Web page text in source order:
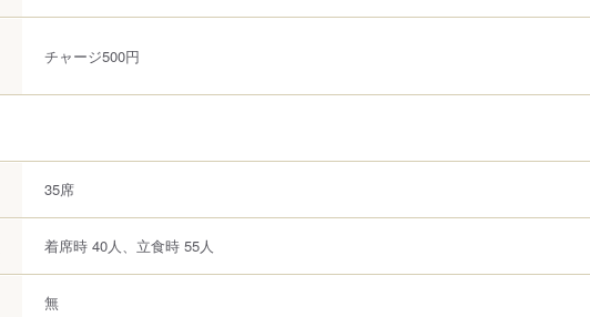
チャージ500円
35席
着席時 40人、立食時 55人
無